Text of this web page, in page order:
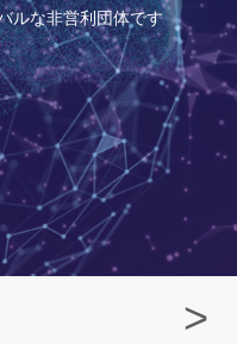
ルな非営利団体です